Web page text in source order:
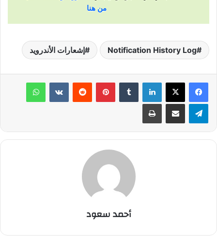
من هنا
Notification History Log إشعارات الأندرويد
لينكدإن بينتيريست
أحمد سعود